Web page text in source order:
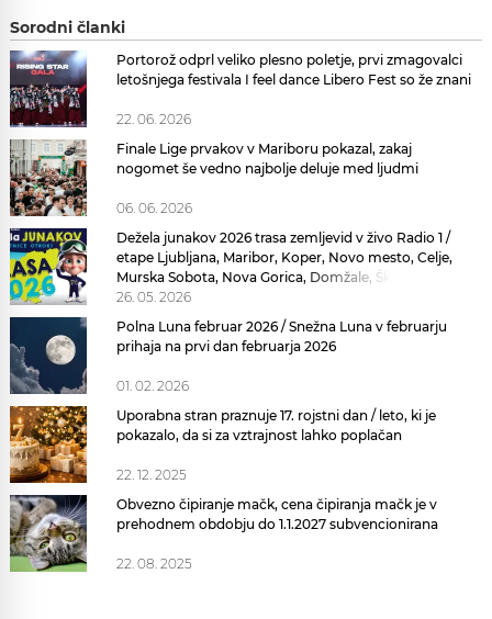
Sorodni članki
Portorož odprl veliko plesno poletje, prvi zmagovalci
letošnjega festivala I feel dance Libero Fest so že znani
22. 06. 2026
Finale Lige prvakov v Mariboru pokazal, zakaj
nogomet še vedno najbolje deluje med ljudmi
06. 06. 2026
Dežela junakov 2026 trasa zemljevid v živo Radio 1 /
etape Ljubljana, Maribor, Koper, Novo mesto, Celje,
Murska Sobota, Nova Gorica, Domžale, Škofja Loka,
Postojna
26. 05. 2026
Polna Luna februar 2026 / Snežna Luna v februarju
prihaja na prvi dan februarja 2026
01. 02. 2026
Uporabna stran praznuje 17. rojstni dan / leto, ki je
pokazalo, da si za vztrajnost lahko poplačan
22. 12. 2025
Obvezno čipiranje mačk, cena čipiranja mačk je v
prehodnem obdobju do 1.1.2027 subvencionirana
22. 08. 2025